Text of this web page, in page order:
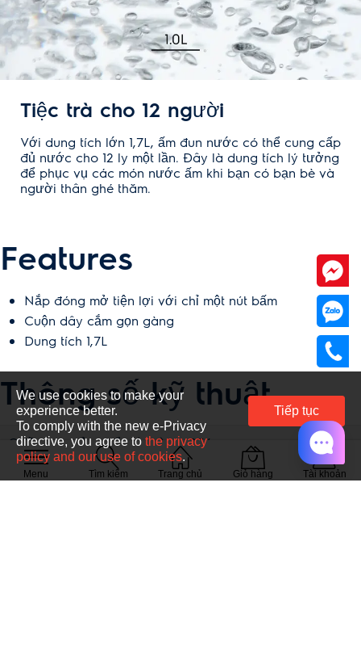
We use cookies to make your
experience better.
To comply with the new e-Privacy
directive, you agree to the privacy
policy and our use of cookies.
Tiếp tục
Menu Tìm kiếm Trang chủ Giỏ hàng Tài khoản
Tiệc trà cho 12 người
Với dung tích lớn 1,7L, ấm đun nước có thể cung cấp
đủ nước cho 12 ly một lần. Đây là dung tích lý tưởng
để phục vụ các món nước ấm khi bạn có bạn bè và
người thân ghé thăm.
Features
Nắp đóng mở tiện lợi với chỉ một nút bấm
Cuộn dây cắm gọn gàng
Dung tích 1,7L
Thông số kỹ thuật
Chiều cao sản phẩm (mm) 236
Chiều cao đóng thùng
248